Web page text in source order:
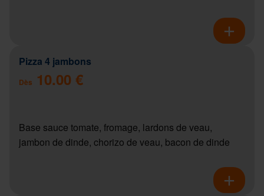
Pizza 4 jambons
Dès 10.00 €
Base sauce tomate, fromage, lardons de veau,
jambon de dinde, chorizo de veau, bacon de dinde